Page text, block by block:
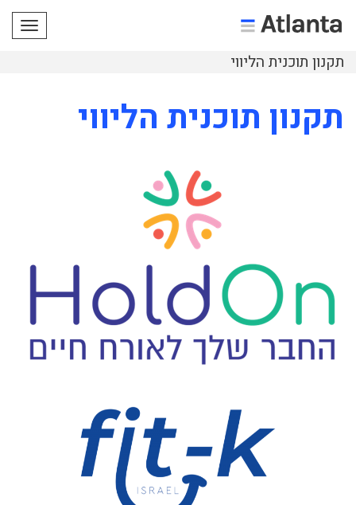
תקנון תוכנית הליווי
תקנון תוכנית הליווי